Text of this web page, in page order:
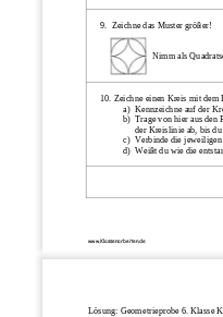
www.Klassenarbeiten.de
9. Zeichne das Muster größer!
Nimm als
10. Zeichne einen Kreis mit dem
a) Kennzeichne auf der
b) Trage von hier aus den
der Kreislinie ab, bis
c) Verbinde die
d) Weißt du wie die
Lösung: Geometrieprobe 6. Klasse